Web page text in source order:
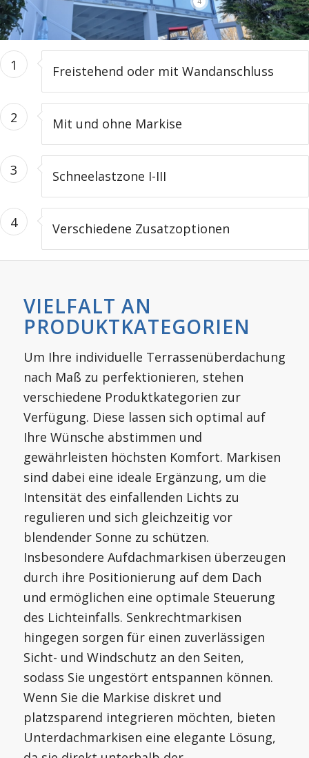
1 Freistehend oder mit Wandanschluss
2 Mit und ohne Markise
3 Schneelastzone I-III
4 Verschiedene Zusatzoptionen
VIELFALT AN
PRODUKTKATEGORIEN
Um Ihre individuelle Terrassenüberdachung
nach Maß zu perfektionieren, stehen
verschiedene Produktkategorien zur
Verfügung. Diese lassen sich optimal auf
Ihre Wünsche abstimmen und
gewährleisten höchsten Komfort. Markisen
sind dabei eine ideale Ergänzung, um die
Intensität des einfallenden Lichts zu
regulieren und sich gleichzeitig vor
blendender Sonne zu schützen.
Insbesondere Aufdachmarkisen überzeugen
durch ihre Positionierung auf dem Dach
und ermöglichen eine optimale Steuerung
des Lichteinfalls. Senkrechtmarkisen
hingegen sorgen für einen zuverlässigen
Sicht- und Windschutz an den Seiten,
sodass Sie ungestört entspannen können.
Wenn Sie die Markise diskret und
platzsparend integrieren möchten, bieten
Unterdachmarkisen eine elegante Lösung,